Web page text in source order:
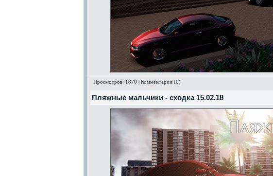
Просмотров: 1870 | Комментарии (0)
Пляжные мальчики - сходка 15.02.18